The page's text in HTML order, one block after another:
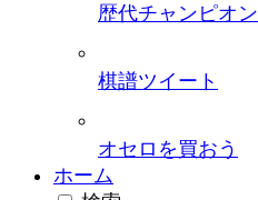
歴代チャンピオン
棋譜ツイート
オセロを買おう
ホーム